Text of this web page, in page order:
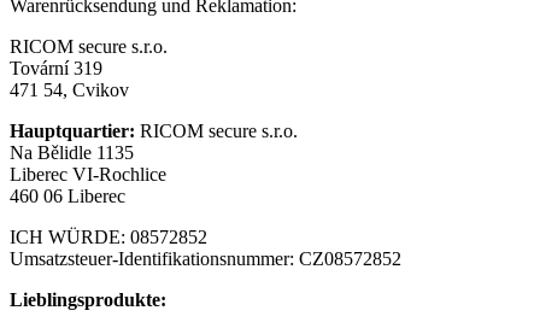
Warenrücksendung und Reklamation:
RICOM secure s.r.o.
Tovární 319
471 54, Cvikov
Hauptquartier: RICOM secure s.r.o.
Na Bělidle 1135
Liberec VI-Rochlice
460 06 Liberec
ICH WÜRDE: 08572852
Umsatzsteuer-Identifikationsnummer: CZ08572852
Lieblingsprodukte: